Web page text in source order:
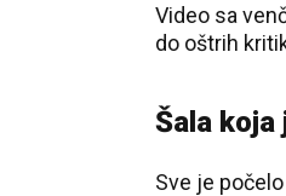
Video sa
do oštrih
Šala koja
Sve je